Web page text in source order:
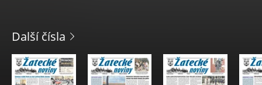
Další čísla